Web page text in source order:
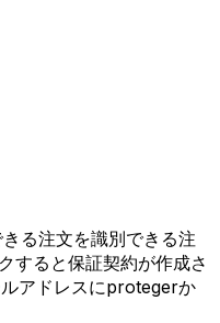
る注文を識別できる注
すると保証契約が作成さ
アドレスにprotegerか